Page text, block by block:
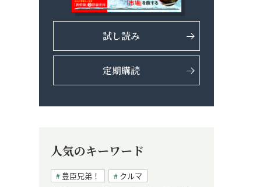
試し読み
定期購読
人気のキーワード
豊臣兄弟！
クルマ